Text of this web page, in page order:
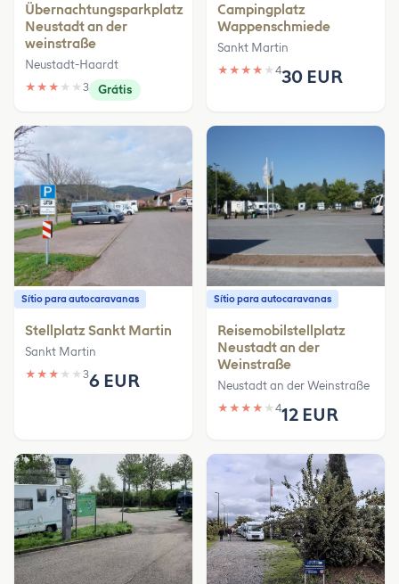
Übernachtungsparkplatz
Neustadt an der
weinstraße
Neustadt-Haardt
★ ★ ★ ★ ★ 3 Grátis
Campingplatz
Wappenschmiede
Sankt Martin
★ ★ ★ ★ ★ 430 EUR
Sítio para autocaravanas
Stellplatz Sankt Martin
Sankt Martin
★ ★ ★ ★ ★ 36 EUR
Sítio para autocaravanas
Reisemobilstellplatz
Neustadt an der
Weinstraße
Neustadt an der Weinstraße
★ ★ ★ ★ ★ 412 EUR